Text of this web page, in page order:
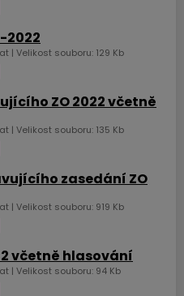
2022
| Velikost souboru: 129 Kb
ZO 2022 včetně
| Velikost souboru: 135 Kb
zasedání ZO
| Velikost souboru: 919 Kb
včetně hlasování
| Velikost souboru: 94 Kb